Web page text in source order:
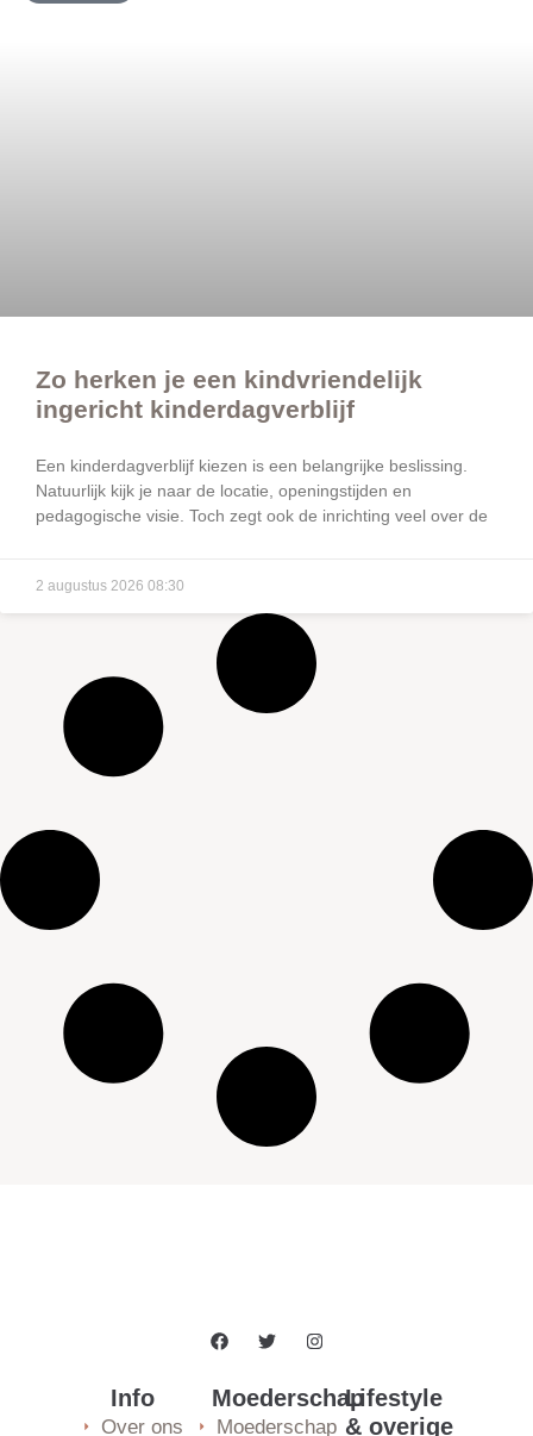
Zo herken je een kindvriendelijk
ingericht kinderdagverblijf
Een kinderdagverblijf kiezen is een belangrijke beslissing.
Natuurlijk kijk je naar de locatie, openingstijden en
pedagogische visie. Toch zegt ook de inrichting veel over de
2 augustus 2026 08:30
Info
Over ons
Moederschap
Moederschap
Lifestyle
& overige